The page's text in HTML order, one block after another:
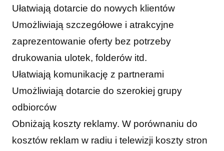
Ułatwiają dotarcie do nowych klientów
Umożliwiają szczegółowe i atrakcyjne
zaprezentowanie oferty bez potrzeby
drukowania ulotek, folderów itd.
Ułatwiają komunikację z partnerami
Umożliwiają dotarcie do szerokiej grupy
odbiorców
Obniżają koszty reklamy. W porównaniu do
kosztów reklam w radiu i telewizji koszty stron